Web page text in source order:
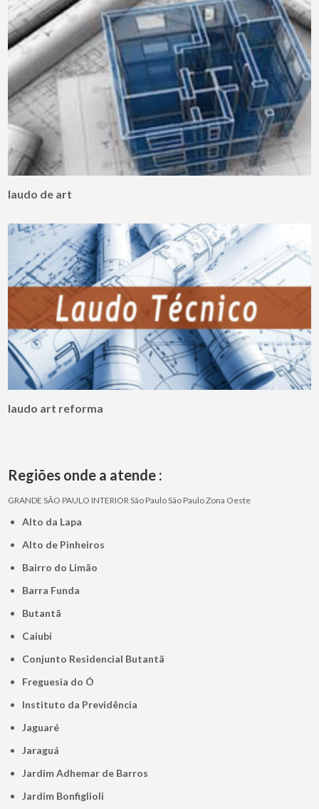
laudo de art
laudo art reforma
Regiões onde a atende :
GRANDE SÃO PAULO INTERIOR São PauloSão PauloZona Oeste
Alto da Lapa
Alto de Pinheiros
Bairro do Limão
Barra Funda
Butantã
Caiubi
Conjunto Residencial Butantã
Freguesia do Ó
Instituto da Previdência
Jaguaré
Jaraguá
Jardim Adhemar de Barros
Jardim Bonfiglioli